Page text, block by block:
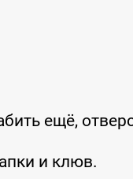
ещё,
и клюв.